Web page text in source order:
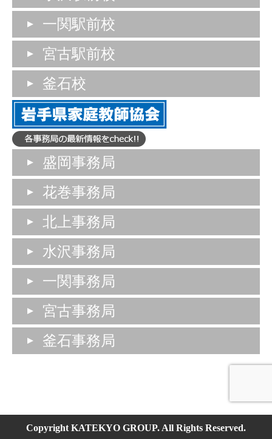
一関駅前校
宮古駅前校
釜石校
盛岡事務局
花巻事務局
北上事務局
水沢事務局
一関事務局
宮古事務局
釜石事務局
Copyright KATEKYO GROUP. All Rights Reserved.